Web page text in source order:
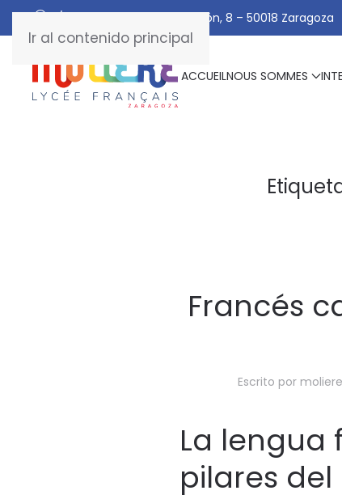
Ir al contenido principal
C/ De Manuel Marraco Ramón, 8 – 50018 Zaragoza
ACCUEILNOUS SOMMES
Francés
Escrito por moliere
La lengua
pilares del